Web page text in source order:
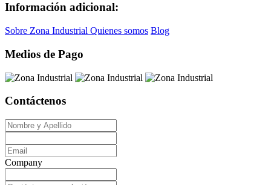
Información adicional:
Sobre Zona Industrial Quienes somos Blog
Medios de Pago
Contáctenos
Company